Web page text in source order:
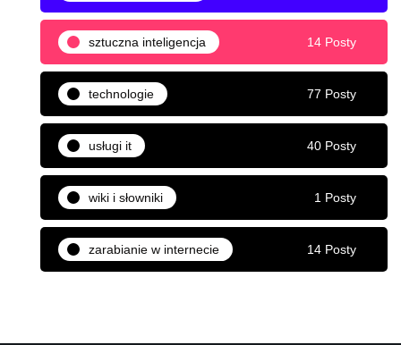
sztuczna inteligencja 14 Posty
technologie 77 Posty
usługi it 40 Posty
wiki i słowniki 1 Posty
zarabianie w internecie 14 Posty